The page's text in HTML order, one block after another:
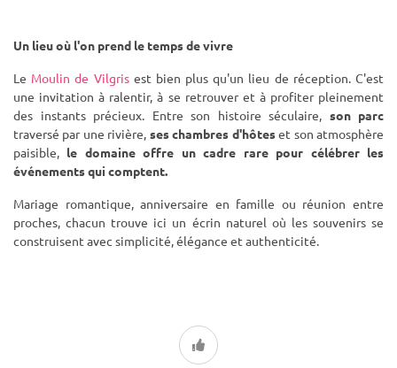
Un lieu où l'on prend le temps de vivre
Le Moulin de Vilgris est bien plus qu'un lieu de réception. C'est
une invitation à ralentir, à se retrouver et à profiter pleinement
des instants précieux. Entre son histoire séculaire, son parc
traversé par une rivière, ses chambres d'hôteset son atmosphère
paisible, le domaine offre un cadre rare pour célébrer les
événements qui comptent.
Mariage romantique, anniversaire en famille ou réunion entre
proches, chacun trouve ici un écrin naturel où les souvenirs se
construisent avec simplicité, élégance et authenticité.